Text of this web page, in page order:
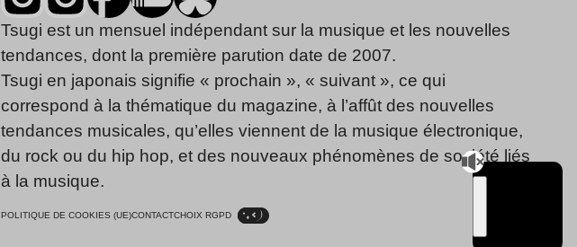
Tsugi est un mensuel indépendant sur la musique et les nouvelles
tendances, dont la première parution date de 2007.
Tsugi en japonais signifie « prochain », « suivant », ce qui
correspond à la thématique du magazine, à l’affût des nouvelles
tendances musicales, qu’elles viennent de la musique électronique,
du rock ou du hip hop, et des nouveaux phénomènes de société liés
à la musique.
POLITIQUE DE COOKIES (UE)CONTACTCHOIX RGPD